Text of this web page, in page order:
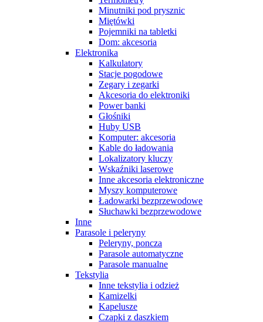
Minutniki pod prysznic
Miętówki
Pojemniki na tabletki
Dom: akcesoria
Elektronika
Kalkulatory
Stacje pogodowe
Zegary i zegarki
Akcesoria do elektroniki
Power banki
Głośniki
Huby USB
Komputer: akcesoria
Kable do ładowania
Lokalizatory kluczy
Wskaźniki laserowe
Inne akcesoria elektroniczne
Myszy komputerowe
Ładowarki bezprzewodowe
Słuchawki bezprzewodowe
Inne
Parasole i peleryny
Peleryny, poncza
Parasole automatyczne
Parasole manualne
Tekstylia
Inne tekstylia i odzież
Kamizelki
Kapelusze
Czapki z daszkiem